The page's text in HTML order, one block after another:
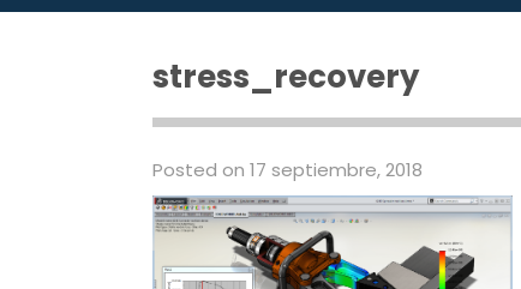
stress_recovery
Posted on 17 septiembre, 2018